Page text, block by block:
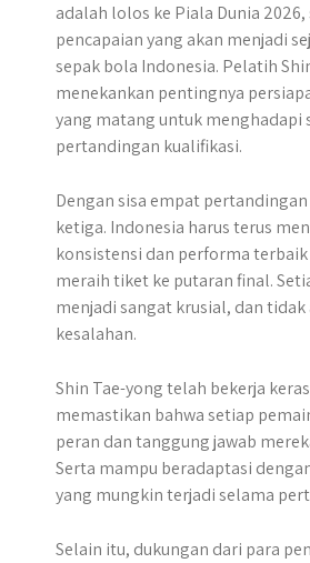
adalah lolos ke Piala Dunia 2026,
pencapaian yang akan menjadi
sepak bola Indonesia. Pelatih
menekankan pentingnya
yang matang untuk menghadapi
pertandingan kualifikasi.
Dengan sisa empat
ketiga. Indonesia harus terus
konsistensi dan performa
meraih tiket ke putaran final.
menjadi sangat krusial, dan
kesalahan.
Shin Tae-yong telah bekerja
memastikan bahwa setiap
peran dan tanggung jawab
Serta mampu beradaptasi
yang mungkin terjadi selama
Selain itu, dukungan dari para